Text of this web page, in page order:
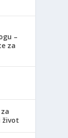
–
za
život